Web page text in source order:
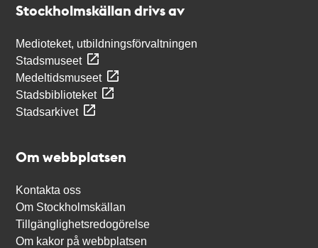
Stockholmskällan drivs av
Medioteket, utbildningsförvaltningen
Stadsmuseet
Medeltidsmuseet
Stadsbiblioteket
Stadsarkivet
Om webbplatsen
Kontakta oss
Om Stockholmskällan
Tillgänglighetsredogörelse
Om kakor på webbplatsen